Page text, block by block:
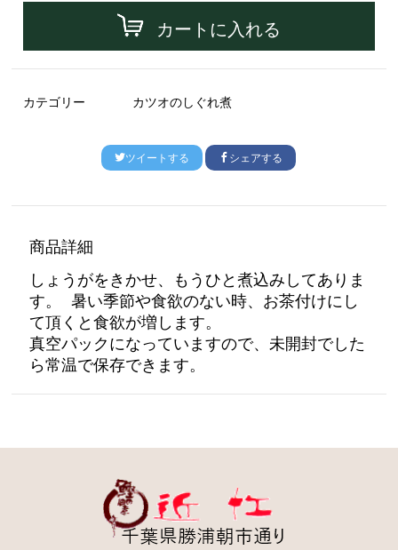
カートに入れる
カテゴリー カツオのしぐれ煮
ツイートする シェアする
商品詳細
しょうがをきかせ、もうひと煮込みしてありま
す。 暑い季節や食欲のない時、お茶付けにし
て頂くと食欲が増します。
真空パックになっていますので、未開封でした
ら常温で保存できます。